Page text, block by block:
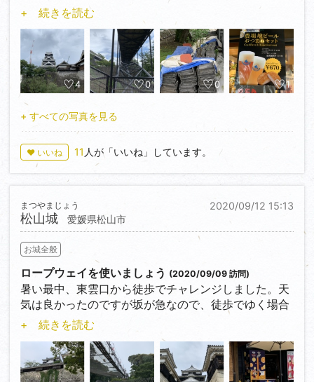
よる崩壊の状況とともに修繕が少しずつ進んでいるこ
とをみなさんも感じ取られておりました。
加藤神社側からも見ると、その道すがら崩れた塀の様
子や屋根瓦など色々と見ることが出来ました。
桜馬場では、お出迎え隊のショーをおつまみセットを
味わいながら見させてもらいました。
来年には天守へも入れるようになるそうですので、次
は個人的に行こうと考えています。
+ 続きを読む
4 0 0 1
+ すべての写真を見る
♥ いいね 11 人が「いいね」しています。
2020/09/12 15:13
松山城
まつやまじょう
愛媛県松山市
お城全般
ロープウェイを使いましょう (2020/09/09 訪問)
暑い最中、東雲口から徒歩でチャレンジしました。天
気は良かったのですが坂が急なので、徒歩でゆく場合
は身軽で覚悟を決めて参りましょう。
城は山城としてかなりの規模であり、城内も見るとこ
ろが多く非常に楽しみが多いお城でした。当日は刀の
+ 続きを読む